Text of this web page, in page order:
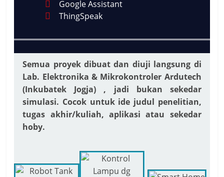
Google Assistant
ThingSpeak
Semua proyek dibuat dan diuji langsung di
Lab. Elektronika & Mikrokontroler Ardutech
(Inkubatek Jogja) , jadi bukan sekedar
simulasi. Cocok untuk ide judul penelitian,
tugas akhir/kuliah, aplikasi atau sekedar
hoby.